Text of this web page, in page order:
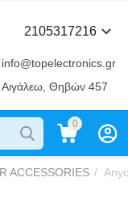
2105317216
info@topelectronics.gr
Αιγάλεω, Θηβών 457
0
ACCESSORIES /